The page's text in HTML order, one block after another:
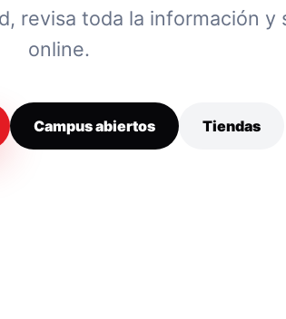
revisa toda la información y
online.
Campus abiertos Tiendas